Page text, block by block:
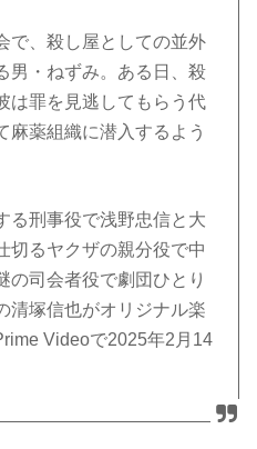
で、殺し屋としての並外
男・ねずみ。ある日、殺
は罪を見逃してもらう代
麻薬組織に潜入するよう
る刑事役で浅野忠信と大
切るヤクザの親分役で中
の司会者役で劇団ひとり
清塚信也がオリジナル楽
Videoで2025年2月14